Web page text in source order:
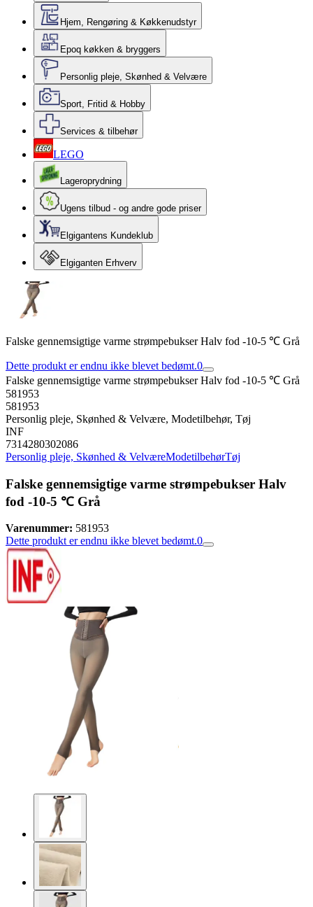
Hjem, Rengøring & Køkkenudstyr
Epoq køkken & bryggers
Personlig pleje, Skønhed & Velvære
Sport, Fritid & Hobby
Services & tilbehør
LEGO
Lageroprydning
Ugens tilbud - og andre gode priser
Elgigantens Kundeklub
Elgiganten Erhverv
Falske gennemsigtige varme strømpebukser Halv fod -10-5 ℃ Grå
Dette produkt er endnu ikke blevet bedømt.0
Falske gennemsigtige varme strømpebukser Halv fod -10-5 ℃ Grå
581953
581953
Personlig pleje, Skønhed & Velvære, Modetilbehør, Tøj
INF
7314280302086
Personlig pleje, Skønhed & VelværeModetilbehørTøj
Falske gennemsigtige varme strømpebukser Halv
fod -10-5 ℃ Grå
Varenummer: 581953
Dette produkt er endnu ikke blevet bedømt.0